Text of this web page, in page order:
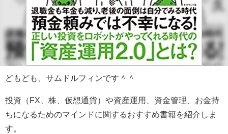
どもども、サムドルフィンです＾＾
投資（FX、株、仮想通貨）や資産運用、資金管理、お金持
ちになるためのマインドに関するおすすめ書籍を紹介しま
す。